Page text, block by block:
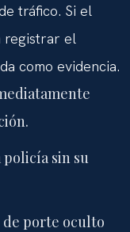
tráfico. Si el
registrar el
como evidencia.
policía sin su
de porte oculto